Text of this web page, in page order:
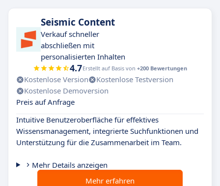
Seismic Content
Verkauf schneller
abschließen mit
personalisierten Inhalten
4.7Erstellt auf Basis von +200 Bewertungen
Kostenlose Version
Kostenlose Testversion
Kostenlose Demoversion
Preis auf Anfrage
Intuitive Benutzeroberfläche für effektives
Wissensmanagement, integrierte Suchfunktionen und
Unterstützung für die Zusammenarbeit im Team.
Mehr Details anzeigen
Mehr erfahren